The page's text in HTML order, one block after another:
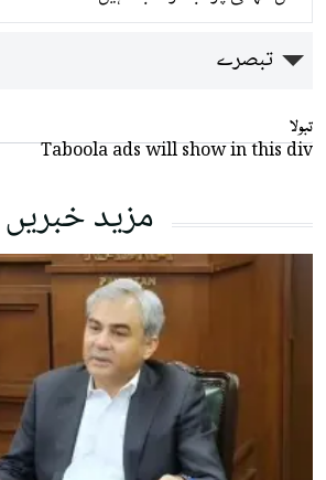
تبصرے
تبولا
Taboola ads will show in this div
مزید خبریں